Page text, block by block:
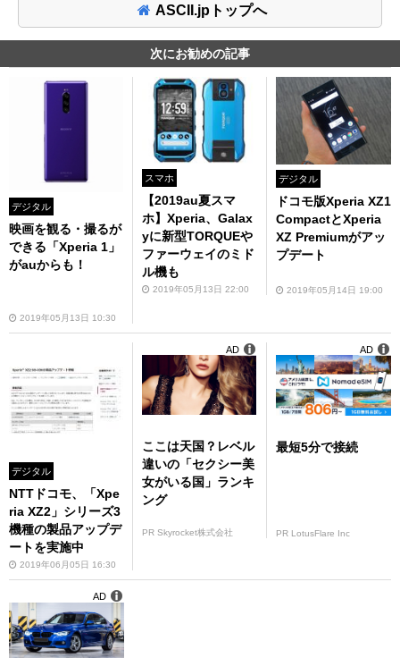
ASCII.jpトップへ
次にお勧めの記事
デジタル
映画を観る・撮るが
できる「Xperia 1」
がauからも！
2019年05月13日 10:30
スマホ
【2019au夏スマ
ホ】Xperia、Galax
yに新型TORQUEや
ファーウェイのミド
ル機も
2019年05月13日 22:00
デジタル
ドコモ版Xperia XZ1
CompactとXperia
XZ Premiumがアッ
プデート
2019年05月14日 19:00
デジタル
NTTドコモ、「Xpe
ria XZ2」シリーズ3
機種の製品アップデ
ートを実施中
2019年06月05日 16:30
ここは天国？レベル
違いの「セクシー美
女がいる国」ランキ
ング
PR Skyrocket株式会社
AD
最短5分で接続
PR LotusFlare Inc
AD
AD